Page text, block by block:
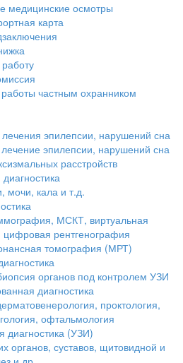
медицинские осмотры
карта
частным охранником
лечения эпилепсии, нарушений сна
лечение эпилепсии, нарушений сна
расстройств
мочи, кала и т.д.
МСКТ, виртуальная
цифровая рентгенография
томография (МРТ)
органов под контролем УЗИ
диагностика
проктология,
офтальмология
диагностика (УЗИ)
органов, суставов, щитовидной и